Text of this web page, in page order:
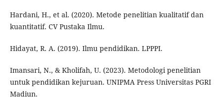
Hardani, H., et al. (2020). Metode penelitian kualitatif dan
kuantitatif. CV Pustaka Ilmu.
Hidayat, R. A. (2019). Ilmu pendidikan. LPPPI.
Imansari, N., & Kholifah, U. (2023). Metodologi penelitian
untuk pendidikan kejuruan. UNIPMA Press Universitas PGRI
Madiun.